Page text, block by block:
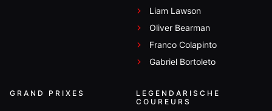
Liam Lawson
Oliver Bearman
Franco Colapinto
Gabriel Bortoleto
GRAND PRIXES
LEGENDARISCHE
COUREURS